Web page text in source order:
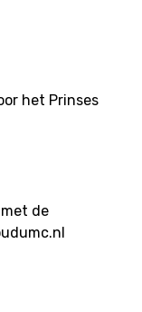
het Prinses
de